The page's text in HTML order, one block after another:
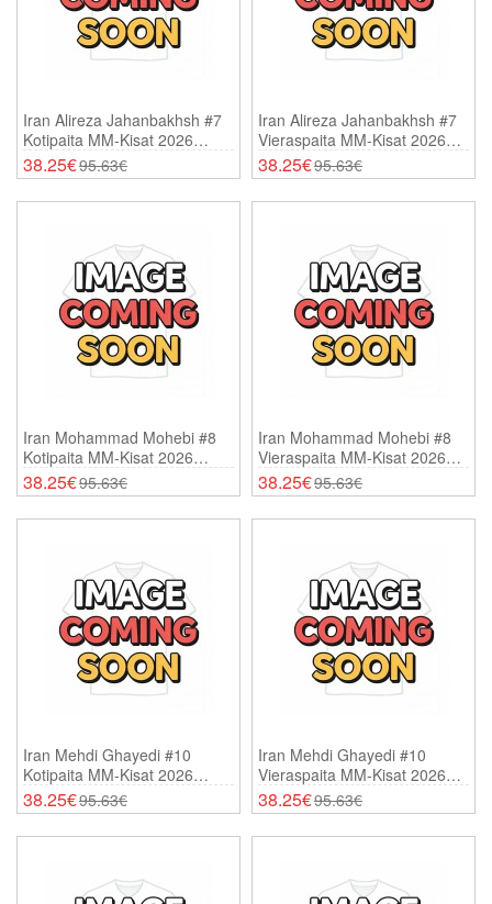
Iran Alireza Jahanbakhsh #7
Kotipaita MM-Kisat 2026
Lyhythihainen
38.25€95.63€
Iran Alireza Jahanbakhsh #7
Vieraspaita MM-Kisat 2026
Lyhythihainen
38.25€95.63€
Iran Mohammad Mohebi #8
Kotipaita MM-Kisat 2026
Lyhythihainen
38.25€95.63€
Iran Mohammad Mohebi #8
Vieraspaita MM-Kisat 2026
Lyhythihainen
38.25€95.63€
Iran Mehdi Ghayedi #10
Kotipaita MM-Kisat 2026
Lyhythihainen
38.25€95.63€
Iran Mehdi Ghayedi #10
Vieraspaita MM-Kisat 2026
Lyhythihainen
38.25€95.63€